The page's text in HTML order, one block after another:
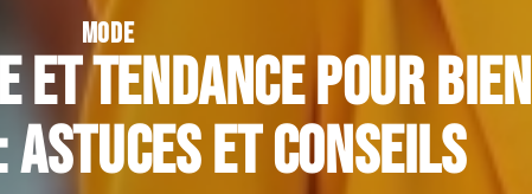
MODE
et tendance pour bien
et conseils